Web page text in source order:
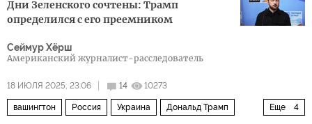
Дни Зеленского сочтены: Трамп
определился с его преемником
Сеймур Хёрш
Американский журналист-расследователь
18 ИЮЛЯ 2025, 23:06 14 10273
Еще 4
вашингтон Россия Украина Дональд Трамп